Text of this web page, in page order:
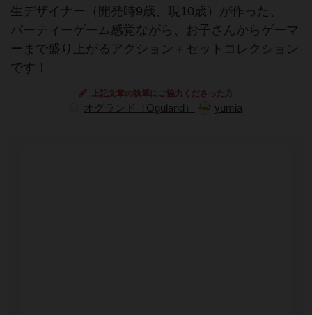
生デザイナー（開発時9歳、現10歳）が作った、
パーティーゲーム感覚ながら、お子さんからゲーマ
ーまで盛り上がるアクション＋セットコレクション
です！
上記文章の執筆にご協力くださった方
オグランド（Oguland） yumia